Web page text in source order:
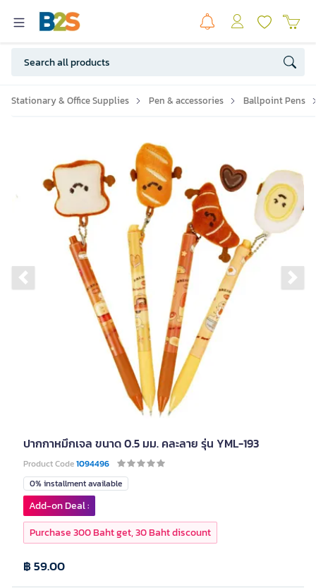
Stationary & Office Supplies Pen & accessories Ballpoint Pens
Previous slide
ปากกาหมึกเจล ขนาด 0.5 มม. คละลาย รุ่น YML-193
Product Code1094496
0% installment available
฿ 59.00
Add-on Deal :
Purchase 300 Baht get, 30 Baht discount